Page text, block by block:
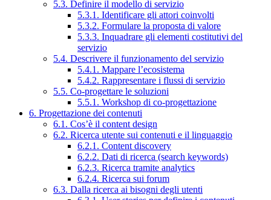
5.3. Definire il modello di servizio
5.3.1. Identificare gli attori coinvolti
5.3.2. Formulare la proposta di valore
5.3.3. Inquadrare gli elementi costitutivi del
servizio
5.4. Descrivere il funzionamento del servizio
5.4.1. Mappare l’ecosistema
5.4.2. Rappresentare i flussi di servizio
5.5. Co-progettare le soluzioni
5.5.1. Workshop di co-progettazione
6. Progettazione dei contenuti
6.1. Cos’è il content design
6.2. Ricerca utente sui contenuti e il linguaggio
6.2.1. Content discovery
6.2.2. Dati di ricerca (search keywords)
6.2.3. Ricerca tramite analytics
6.2.4. Ricerca sui forum
6.3. Dalla ricerca ai bisogni degli utenti